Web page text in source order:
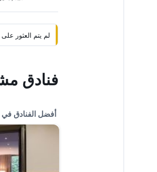
لم يتم العثور
فنادق
أفضل الفنادق في